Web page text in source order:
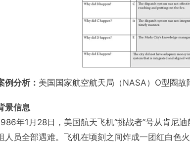
例分析： 美国国家航空航天局（NASA）O型圈故
景信息
年1月28日，美国航天飞机“挑战者”号从肯尼
人员全部遇难。飞机在顷刻之间炸成一团红白色